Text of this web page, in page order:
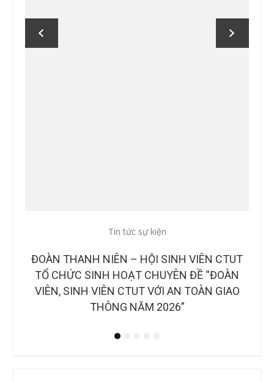
Tin tức sự kiện
CÔNG BỐ BAN GIÁM KHẢO TẠI CHUNG KẾT
CUỘC THI “Ý TƯỞNG KHỞI NGHIỆP, ĐỔI MỚI
SÁNG TẠO CTUT STARTUP LẦN IV, NĂM
2026”